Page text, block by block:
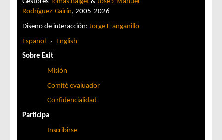
Gestores Tomàs Baiget & Josep-Manuel
Rodríguez-Gairín, 2005-2026
Diseño de interacción: Jorge Franganillo
Español · English
Sobre Exit
Misión
Comité evaluador
Confidencialidad
Participa
Inscribirse